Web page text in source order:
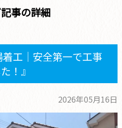
事の詳細
着工｜安全第一で工事
！』
2026年05月16日